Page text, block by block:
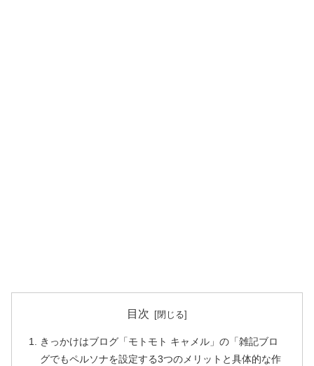
目次
きっかけはブログ「モトモト キャメル」の「雑記ブロ
グでもペルソナを設定する3つのメリットと具体的な作